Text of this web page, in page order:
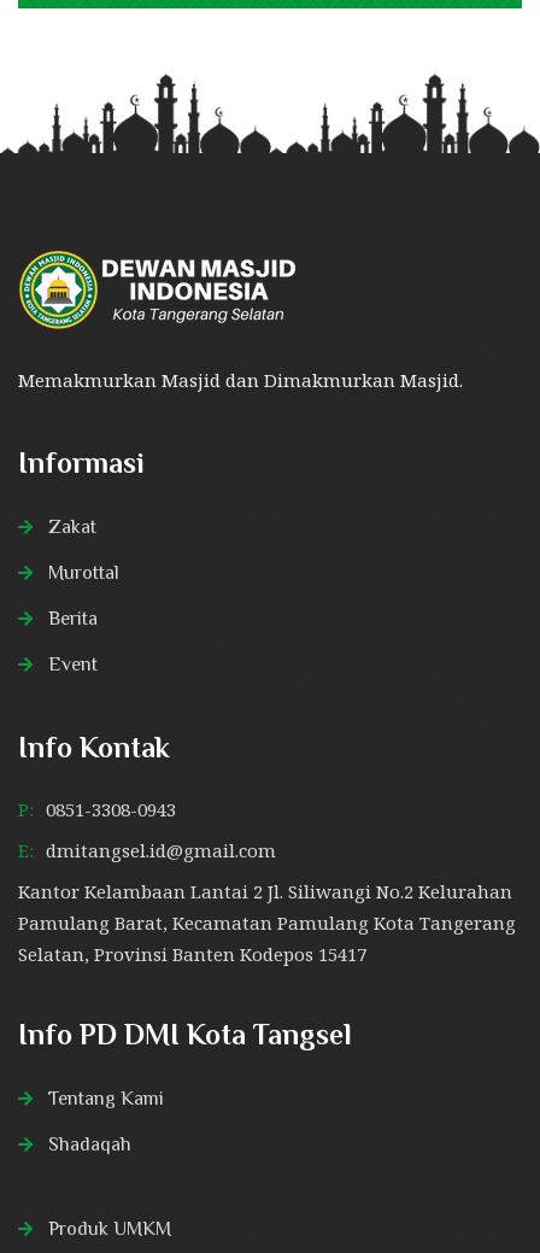
Memakmurkan Masjid dan Dimakmurkan Masjid.
Informasi
Zakat
Murottal
Berita
Event
Info Kontak
P: 0851-3308-0943
E: dmitangsel.id@gmail.com
Kantor Kelambaan Lantai 2 Jl. Siliwangi No.2 Kelurahan
Pamulang Barat, Kecamatan Pamulang Kota Tangerang
Selatan, Provinsi Banten Kodepos 15417
Info PD DMI Kota Tangsel
Tentang Kami
Shadaqah
Produk UMKM